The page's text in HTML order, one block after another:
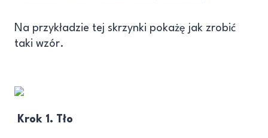
Na przykładzie tej skrzynki pokażę jak zrobić
taki wzór.
Krok 1. Tło